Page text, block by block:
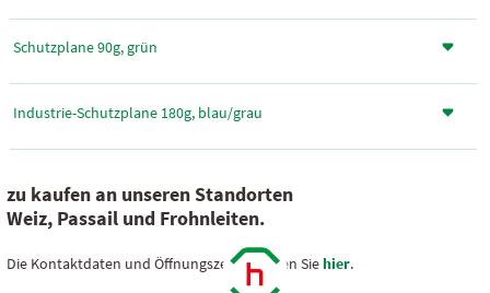
Schutzplane 90g, grün
Industrie-Schutzplane 180g, blau/grau
zu kaufen an unseren Standorten
Weiz, Passail und Frohnleiten.
Die Kontaktdaten und Öffnungszeiten finden Siehier.